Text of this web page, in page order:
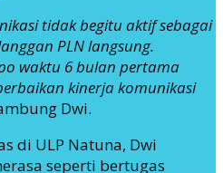
tidak begitu aktif sebagai
PLN langsung.
waktu 6 bulan pertama
kinerja komunikasi
Dwi.
di ULP Natuna, Dwi
seperti bertugas